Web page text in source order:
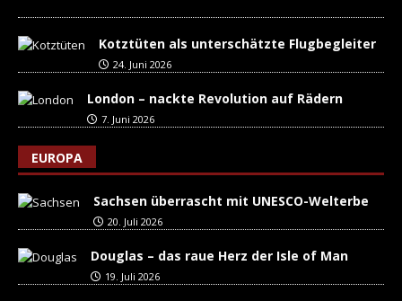
Kotztüten als unterschätzte Flugbegleiter
24. Juni 2026
London – nackte Revolution auf Rädern
7. Juni 2026
EUROPA
Sachsen überrascht mit UNESCO-Welterbe
20. Juli 2026
Douglas – das raue Herz der Isle of Man
19. Juli 2026